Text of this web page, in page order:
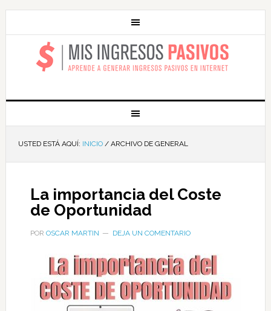
MIS INGRESOS
PASIVOS
USTED ESTÁ AQUÍ: INICIO /ARCHIVO DE GENERAL
La importancia del Coste
de Oportunidad
POR OSCAR MARTIN DEJA UN COMENTARIO